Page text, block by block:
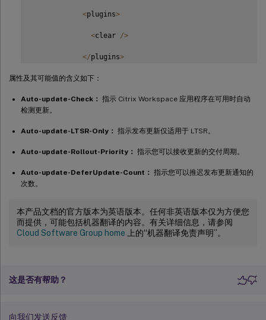
<plugins>
<clear />
</plugins>
<trustSettings
< clear />
< property name ="Auto-Update-LTSR-
<property name="Auto-Update-Rollout-
</annotatedServices
属性及其可能值的含义如下：
Auto-update-Check： 指示 Citrix Workspace 应用程序在可用时自动
检测更新。
Auto-update-LTSR-Only： 指示发布更新仅适用于 LTSR。
Auto-update-Rollout-Priority： 指示您可以接收更新的交付周期。
Auto-update-DeferUpdate-Count： 指示您可以推迟发布更新通知的
次数。
本产品文档的官方版本为英语版本。任何非英语版本仅为方便您
而提供，可能包括机器翻译的内容。有关详细信息，请参阅
Cloud Software Group home 上的“机器翻译免责声明”。
这是否有帮助？
向我们发送反馈